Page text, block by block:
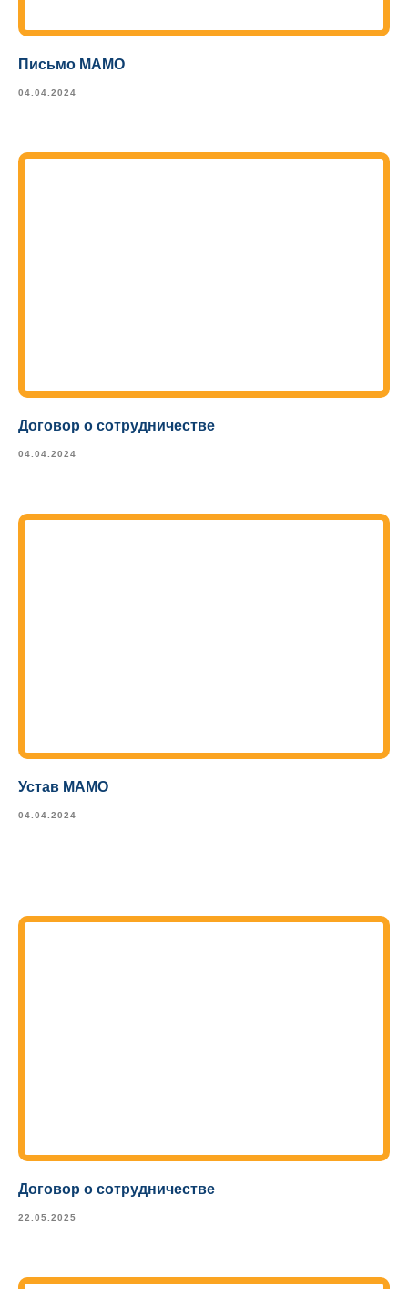
Письмо МАМО
04.04.2024
Договор о сотрудничестве
04.04.2024
Устав МАМО
04.04.2024
Договор о сотрудничестве
22.05.2025